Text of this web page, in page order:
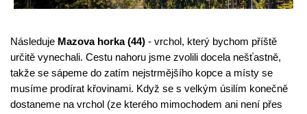
Následuje Mazova horka (44) - vrchol, který bychom příště
určitě vynechali. Cestu nahoru jsme zvolili docela nešťastně,
takže se sápeme do zatím nejstrmějšího kopce a místy se
musíme prodírat křovinami. Když se s velkým úsilím konečně
dostaneme na vrchol (ze kterého mimochodem ani není přes